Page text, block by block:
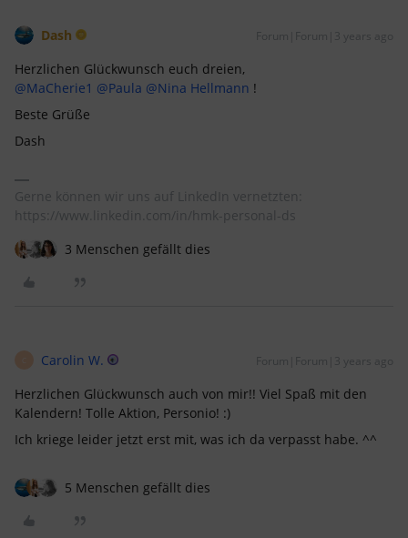
Dash Forum|Forum|3 years ago
Herzlichen Glückwunsch euch dreien,
@MaCherie1 @Paula @Nina Hellmann !
Beste Grüße
Dash
Gerne können wir uns auf LinkedIn vernetzten:
https://www.linkedin.com/in/hmk-personal-ds
3 Menschen gefällt dies
Carolin W. Forum|Forum|3 years ago
Herzlichen Glückwunsch auch von mir!! Viel Spaß mit den
Kalendern! Tolle Aktion, Personio! :)
Ich kriege leider jetzt erst mit, was ich da verpasst habe. ^^
5 Menschen gefällt dies